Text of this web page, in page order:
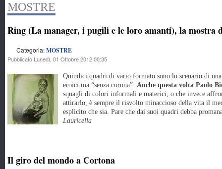
MOSTRE
Ring (La manager, i pugili e le loro amanti), la mostra
Categoria:MOSTRE
Pubblicato Lunedì, 01 Ottobre 2012 00:35
Quindici quadri di vario formato sono lo scenario di
eroici ma “senza corona”. Anche questa volta Paolo
squagli di colori informali e materici, o che invece
attirarlo, è sempre il risvolto minaccioso della vita il
esplicito che sia. Pare che dai suoi quadri debba
Lauricella
Il giro del mondo a Cortona